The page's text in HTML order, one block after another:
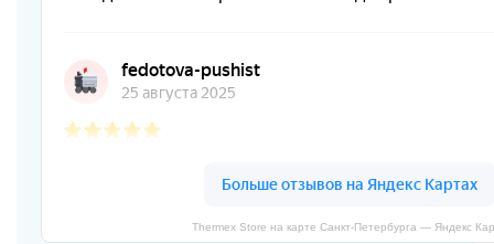
Thermex Store на карте Санкт‑Петербурга — Яндекс